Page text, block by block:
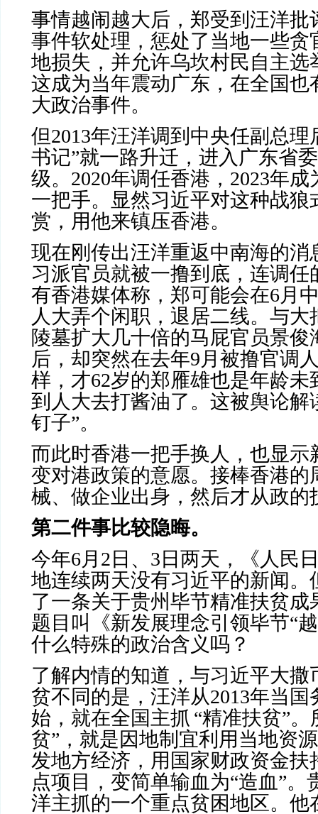
事情越闹越大后，郑受到汪洋批
事件软处理，惩处了当地一些贪
地损失，并允许乌坎村民自主选
这成为当年震动广东，在全国也
大政治事件。
但2013年汪洋调到中央任副总理
书记”就一路升迁，进入广东省
级。 2020年调任香港， 2023年成
一把手。显然习近平对这种战狼
赏，用他来镇压香港。
现在刚传出汪洋重返中南海的消
习派官员就被一撸到底，连调任
有香港媒体称，郑可能会在6月
人大弄个闲职，退居二线。与大
陵墓扩大几十倍的马屁官员景俊
后，却突然在去年9月被撸官调
样，才62岁的郑雁雄也是年龄未
到人大去打酱油了。这被舆论解
钉子”。
而此时香港一把手换人，也显示
变对港政策的意愿。接棒香港的
械、做企业出身，然后才从政的
第二件事比较隐晦。
今年6月 2 日、 3 日两天，《人民
地连续两天没有习近平的新闻。
了一条关于贵州毕节精准扶贫成
题目叫《新发展理念引领毕节“
什么特殊的政治含义吗？
了解内情的知道，与习近平大撒
贫不同的是，汪洋从2013年当国
始，就在全国主抓 “精准扶贫”。
贫”，就是因地制宜利用当地资
发地方经济，用国家财政资金扶
点项目，变简单输血为“造血”。
洋主抓的一个重点贫困地区。他